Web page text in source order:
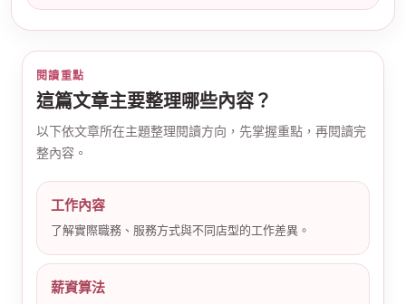
閱讀重點
這篇文章主要整理哪些內容？
以下依文章所在主題整理閱讀方向，先掌握重點，再閱讀完
整內容。
工作內容
了解實際職務、服務方式與不同店型的工作差異。
薪資算法